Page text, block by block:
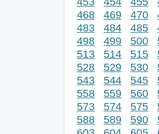
468
469 470
483
484 485
498
499 500
513
514 515
528
529 530
543
544 545
558
559 560
573
574 575
588
589 590